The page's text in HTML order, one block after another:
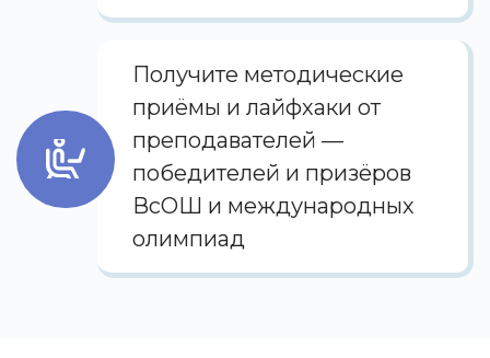
Получите методические
приёмы и лайфхаки от
преподавателей —
победителей и призёров
ВсОШ и международных
олимпиад